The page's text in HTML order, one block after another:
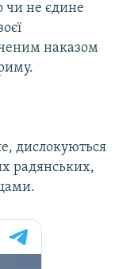
чи не єдине
наказом
дислокуються
радянських,